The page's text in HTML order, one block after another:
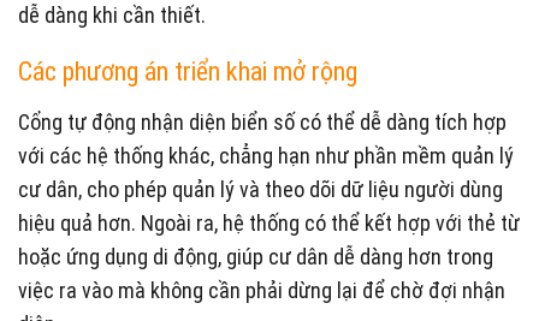
dễ dàng khi cần thiết.
Các phương án triển khai mở rộng
Cổng tự động nhận diện biển số có thể dễ dàng tích hợp
với các hệ thống khác, chẳng hạn như phần mềm quản lý
cư dân, cho phép quản lý và theo dõi dữ liệu người dùng
hiệu quả hơn. Ngoài ra, hệ thống có thể kết hợp với thẻ từ
hoặc ứng dụng di động, giúp cư dân dễ dàng hơn trong
việc ra vào mà không cần phải dừng lại để chờ đợi nhận